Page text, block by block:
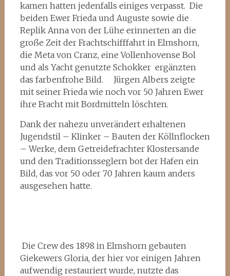
kamen hatten jedenfalls einiges verpasst. Die
beiden Ewer Frieda und Auguste sowie die
Replik Anna von der Lühe erinnerten an die
große Zeit der Frachtschifffahrt in Elmshorn,
die Meta von Cranz, eine Vollenhovense Bol
und als Yacht genutzte Schokker ergänzten
das farbenfrohe Bild.
Jürgen Albers zeigte
mit seiner Frieda wie noch vor 50 Jahren Ewer
ihre Fracht mit Bordmitteln löschten.
Dank der nahezu unverändert erhaltenen
Jugendstil – Klinker – Bauten der Köllnflocken
– Werke, dem Getreidefrachter Klostersande
und den Traditionsseglern bot der Hafen ein
Bild, das vor 50 oder 70 Jahren kaum anders
ausgesehen hatte.
Die Crew des 1898 in Elmshorn gebauten
Giekewers Gloria, der hier vor einigen Jahren
aufwendig restauriert wurde, nutzte das